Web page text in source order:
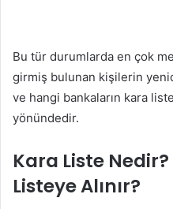
Bu tür durumlarda en çok
girmiş bulunan kişilerin
ve hangi bankaların kara
yönündedir.
Kara Liste
Listeye Alınır?